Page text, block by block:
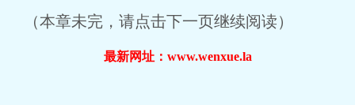
（本章未完，请点击下一页继续阅读）
最新网址：www.wenxue.la